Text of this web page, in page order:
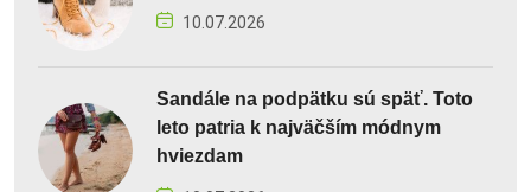
10.07.2026
Sandále na podpätku sú späť. Toto
leto patria k najväčším módnym
hviezdam